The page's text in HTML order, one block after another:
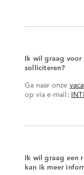
Ik wil graag voor
solliciteren?
Ga naar onze
op via e-mail:
Ik wil graag een
kan ik meer